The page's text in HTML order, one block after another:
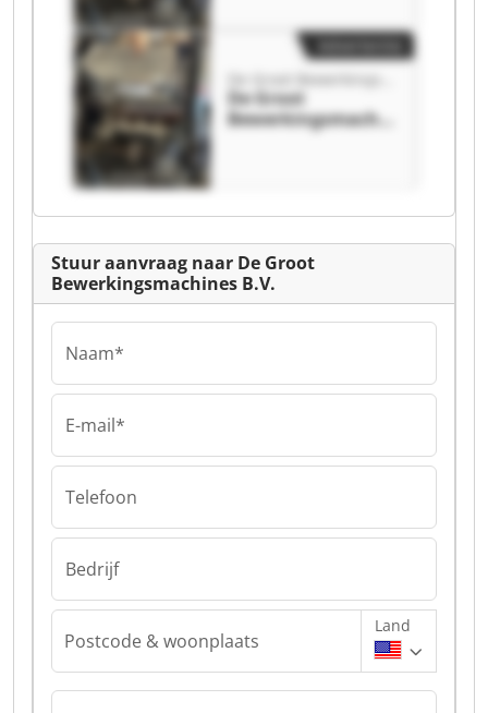
De Groot
Bewerkingsmachin
es B.V. De Groot
Stuur aanvraag naar De Groot
Bewerkingsmachines B.V.
Naam*
E-mail*
Telefoon
Bedrijf
Postcode & woonplaats
Land